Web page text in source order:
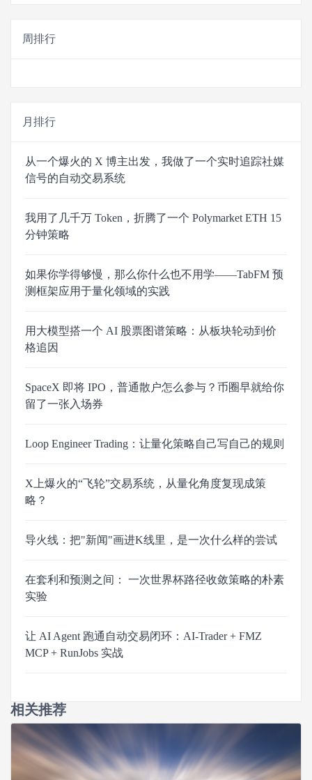
周排行
月排行
从一个爆火的 X 博主出发，我做了一个实时追踪社媒
信号的自动交易系统
我用了几千万 Token，折腾了一个 Polymarket ETH 15
分钟策略
如果你学得够慢，那么你什么也不用学——TabFM 预
测框架应用于量化领域的实践
用大模型搭一个 AI 股票图谱策略：从板块轮动到价
格追因
SpaceX 即将 IPO，普通散户怎么参与？币圈早就给你
留了一张入场券
Loop Engineer Trading：让量化策略自己写自己的规则
X上爆火的“飞轮”交易系统，从量化角度复现成策
略？
导火线：把"新闻"画进K线里，是一次什么样的尝试
在套利和预测之间： 一次世界杯路径收敛策略的朴素
实验
让 AI Agent 跑通自动交易闭环：AI-Trader + FMZ
MCP + RunJobs 实战
相关推荐